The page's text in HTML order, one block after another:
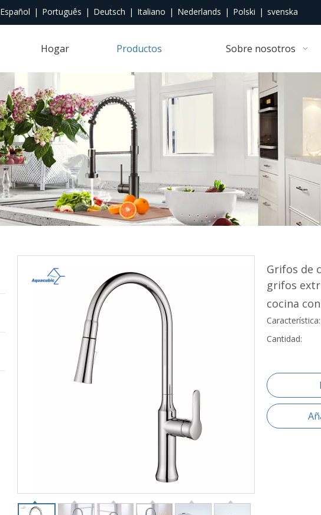
Español | Português | Deutsch | Italiano | Nederlands | Polski | svenska
Hogar Productos Sobre nosotros
Grifos de
grifos
cocina
Cantidad: